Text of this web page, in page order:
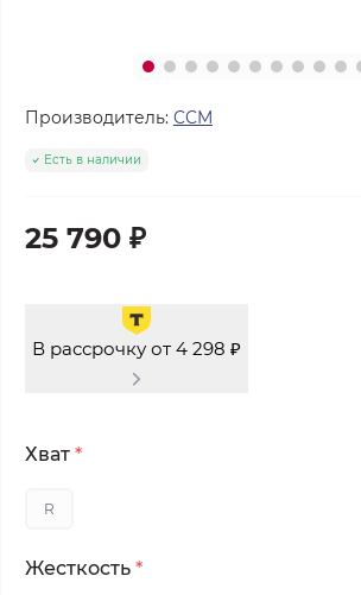
Производитель: CCM
Есть в наличии
25 790 ₽
В рассрочку от 4 298 ₽
Хват *
R
Жесткость *